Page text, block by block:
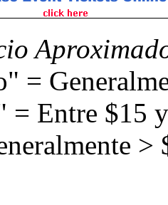
=
= Entre $15
>